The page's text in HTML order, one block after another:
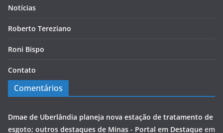
Notícias
Roberto Tereziano
Roni Bispo
Contato
Comentários
Dmae de Uberlândia planeja nova estação de tratamento de
esgoto; outros destaques de Minas - Portal em Destaque em